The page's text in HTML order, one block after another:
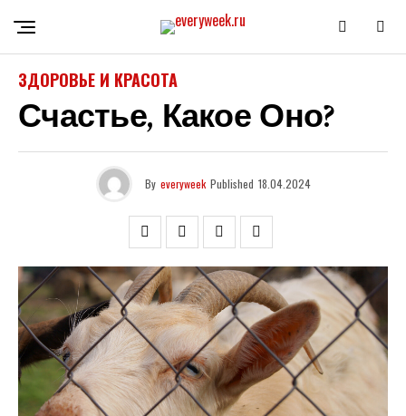
ЗДОРОВЬЕ И КРАСОТА
Счастье, Какое Оно?
By everyweek Published 18.04.2024